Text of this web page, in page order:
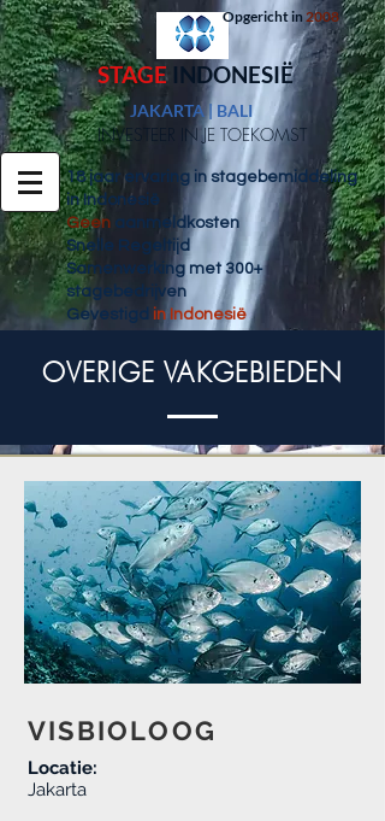
Opgericht in 2008
STAGE INDONESIË
JAKARTA | BALI
INVESTEER IN JE TOEKOMST
18 jaar ervaring in stagebemiddeling
in Indonesië
Geen aanmeldkosten
Snelle Regeltijd
Samenwerking met 300+
stagebedrijven
Gevestigd in Indonesië
OVERIGE VAKGEBIEDEN
VISBIOLOOG
Locatie:
Jakarta